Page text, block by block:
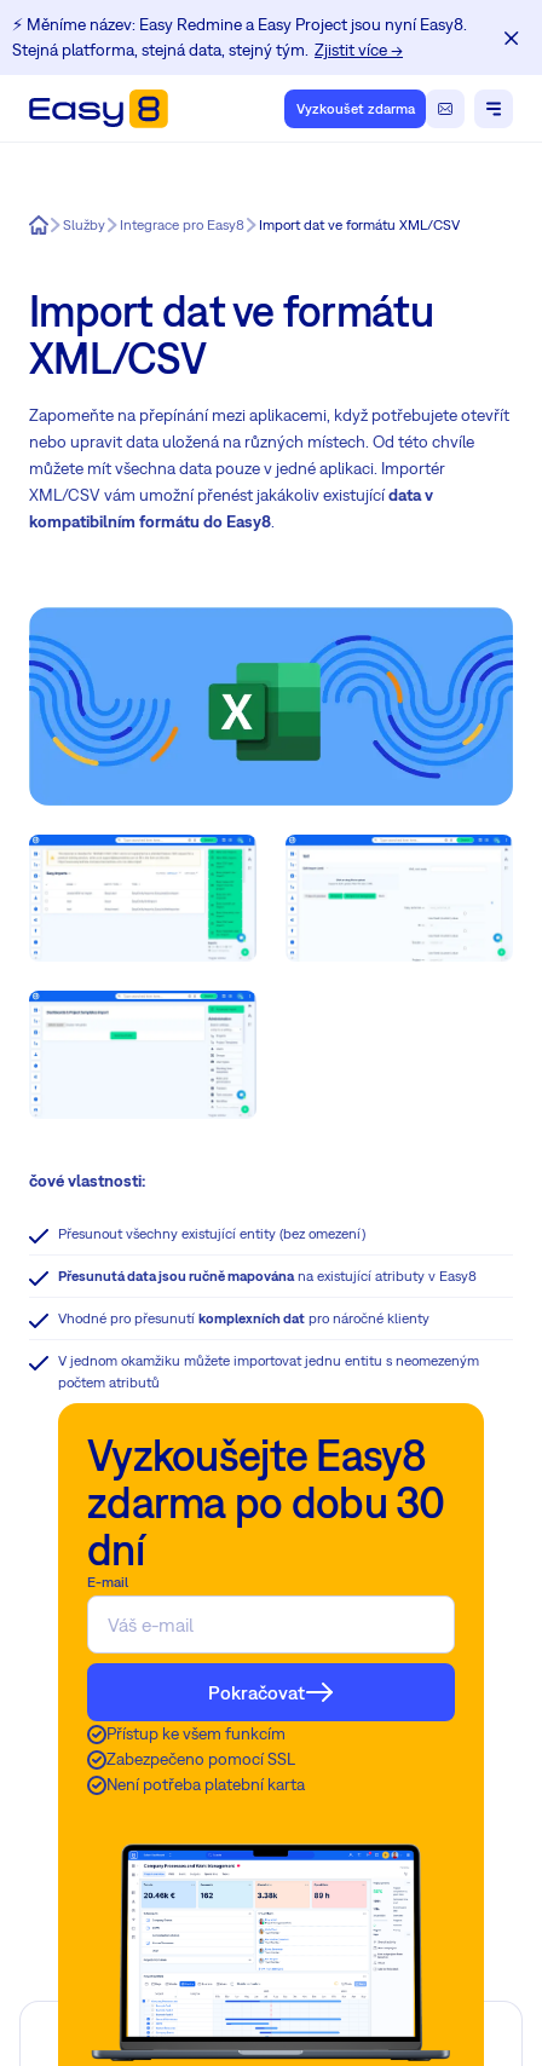
⚡️ Měníme název: Easy Redmine a Easy Project jsou nyní Easy8.
Stejná platforma, stejná data, stejný tým. Zjistit více →
Vyzkoušet zdarma
Easy8Služby Integrace pro Easy8 Import dat ve formátu XML/CSV
Import dat ve formátu
XML/CSV
Zapomeňte na přepínání mezi aplikacemi, když potřebujete otevřít
nebo upravit data uložená na různých místech. Od této chvíle
můžete mít všechna data pouze v jedné aplikaci. Importér
XML/CSV vám umožní přenést jakákoliv existujícídata v
kompatibilním formátu do Easy8
čové vlastnosti:
Přesunout všechny existující entity (bez omezení)
Přesunutá data jsou ručně mapovánana existující atributy v Easy8
Vhodné pro přesunutí komplexníchdat pro náročné klienty
V jednom okamžiku můžete importovat jednu entitu s neomezeným
počtem atributů
Vyzkoušejte Easy8
zdarma po dobu 30
dní
E-mail
Pokračovat
Přístup ke všem funkcím
Zabezpečeno pomocí SSL
Není potřeba platební karta